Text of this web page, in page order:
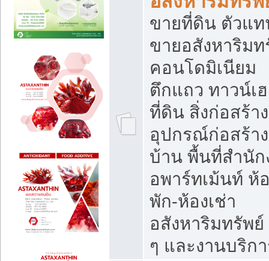
ขายที่ดิน ตัวแ
ขายอสังหาริมท
คอนโดมิเนียม
ตึกแถว ทาวน์เ
ที่ดิน สิ่งก่อสร้าง
อุปกรณ์ก่อสร้าง
บ้าน พื้นที่สำนัก
อพาร์ทเม้นท์ ห้
พัก-ห้องเช่า
อสังหาริมทรัพ
ๆ และงานบริก